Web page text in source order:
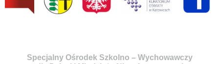
Specjalny Ośrodek Szkolno – Wychowawczy